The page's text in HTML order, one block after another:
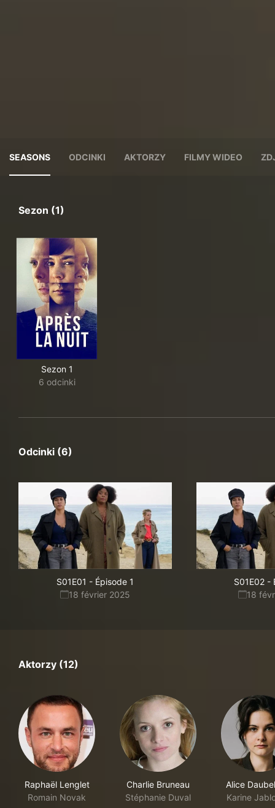
SEASONS ODCINKI AKTORZY FILMY WIDEO
Sezon (1)
Sezon 1
6 odcinki
Odcinki (6)
S01E01 - Épisode 1
18 février 2025
S01E02 -
18
Aktorzy (12)
Raphaël Lenglet
Romain Novak
Charlie Bruneau
Stéphanie Duval
Alice
Karine